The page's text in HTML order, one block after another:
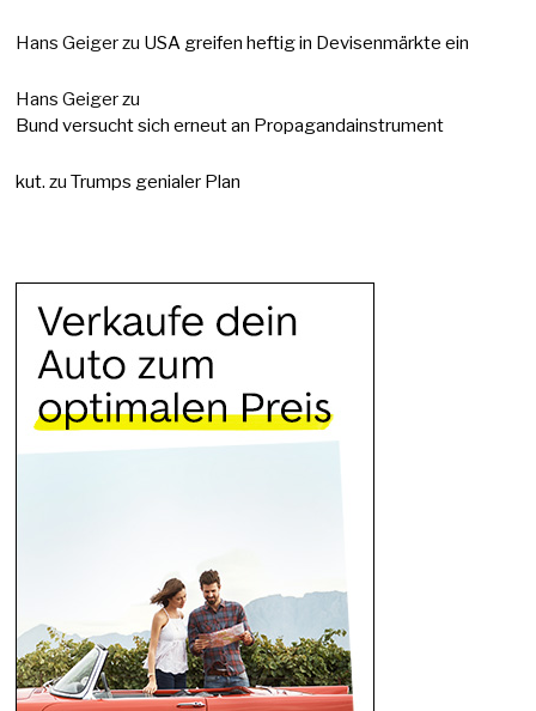
Hans Geigerzu USA greifen heftig in Devisenmärkte ein
Hans Geigerzu
Bund versucht sich erneut an Propagandainstrument
kut. zuTrumps genialer Plan